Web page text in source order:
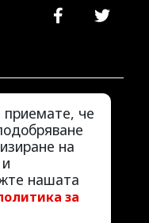
приемате, че
на
нашата
за